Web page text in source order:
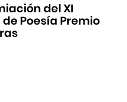
del XI
Poesía Premio